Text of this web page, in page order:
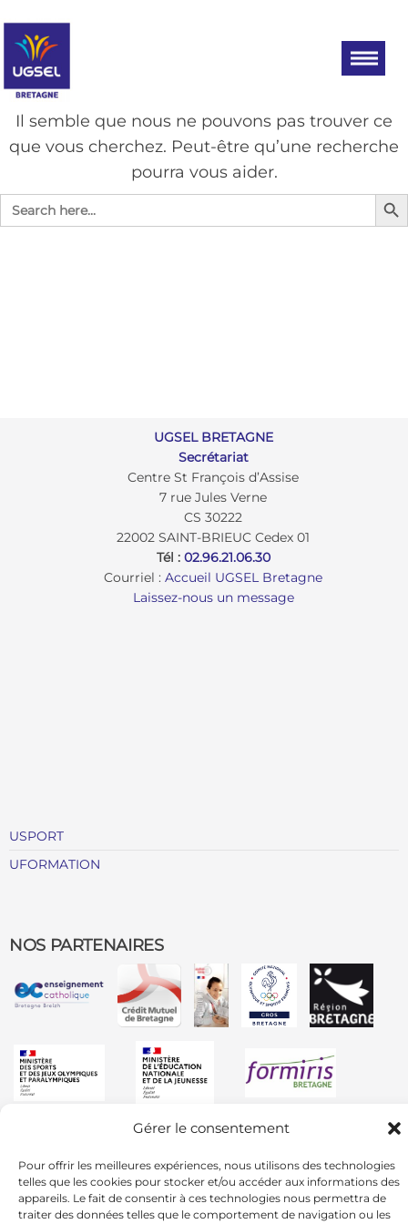
Gérer le consentement
Pour offrir les meilleures expériences, nous utilisons des technologies
telles que les cookies pour stocker et/ou accéder aux informations des
appareils. Le fait de consentir à ces technologies nous permettra de
traiter des données telles que le comportement de navigation ou les
au
contenuAUCUN RÉSULTAT
Il semble que nous ne pouvons pas trouver ce
que vous cherchez. Peut-être qu’une recherche
pourra vous aider.
Search
Search
UGSEL BRETAGNE
Secrétariat
Centre St François d’Assise
7 rue Jules Verne
CS 30222
22002 SAINT-BRIEUC Cedex 01
Tél : 02.96.21.06.30
Courriel : Accueil UGSEL Bretagne
Laissez-nous un message
USPORT
UFORMATION
NOS PARTENAIRES